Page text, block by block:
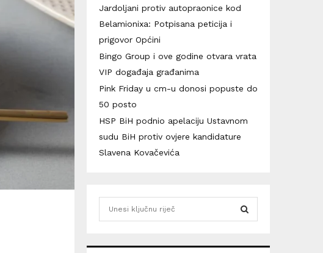
Jardoljani protiv autopraonice kod
Belamionixa: Potpisana peticija i
prigovor Općini
Bingo Group i ove godine otvara vrata
VIP događaja građanima
Pink Friday u cm-u donosi popuste do
50 posto
HSP BiH podnio apelaciju Ustavnom
sudu BiH protiv ovjere kandidature
Slavena Kovačevića